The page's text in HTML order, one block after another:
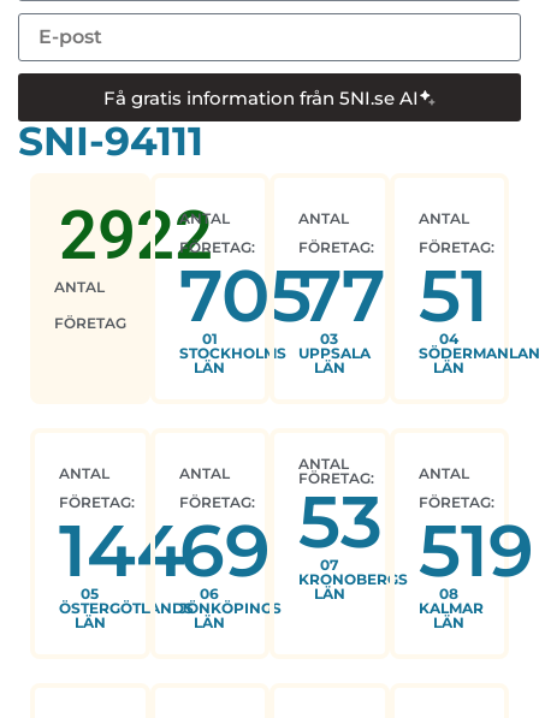
Få gratis information från 5NI.se AI
SNI-94111
ANTAL
FÖRETAG
2922
ANTAL
FÖRETAG:
705
01
STOCKHOLMS
LÄN
ANTAL
FÖRETAG:
77
03
UPPSALA
LÄN
ANTAL
FÖRETAG:
51
04
LÄN
ANTAL
FÖRETAG:
144
05
ÖSTERGÖTLANDS
LÄN
ANTAL
FÖRETAG:
69
06
JÖNKÖPINGS
LÄN
ANTAL
FÖRETAG:
53
07
KRONOBERGS
LÄN
ANTAL
FÖRETAG:
519
08
KALMAR
LÄN